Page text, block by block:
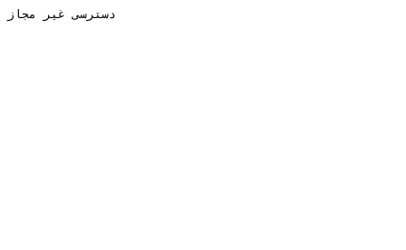
دسترسی غیر مجاز